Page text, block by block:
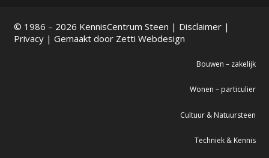
© 1986 – 2026 KennisCentrum Steen | Disclaimer|
Privacy| Gemaakt door Zetti Webdesign
Bouwen – zakelijk
Wonen – particulier
Cultuur & Natuursteen
Techniek & Kennis